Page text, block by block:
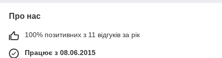
Про нас
100% позитивних з 11 відгуків за рік
Працює з 08.06.2015